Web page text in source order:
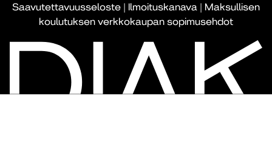
Saavutettavuusseloste | Ilmoituskanava | Maksullisen
koulutuksen verkkokaupan sopimusehdot